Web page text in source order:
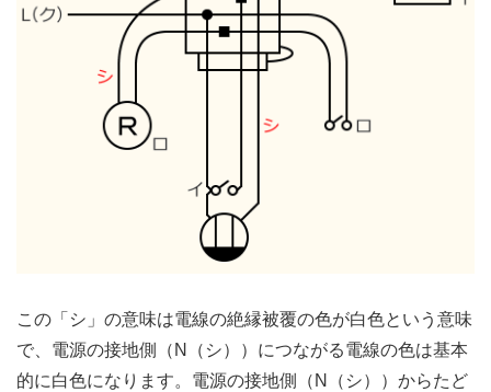
この「シ」の意味は電線の絶縁被覆の色が白色という意味
で、電源の接地側（N（シ））につながる電線の色は基本
的に白色になります。電源の接地側（N（シ））からたど